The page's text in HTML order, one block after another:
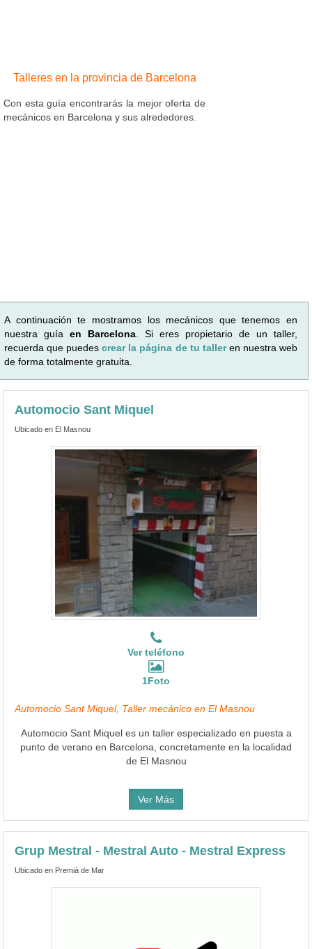
Talleres en la provincia de Barcelona
Con esta guía encontrarás la mejor oferta de
mecánicos en Barcelona y sus alrededores.
A continuación te mostramos los mecánicos que tenemos en
nuestra guía en Barcelona . Si eres propietario de un taller,
recuerda que puedescrear la página de tu talleren nuestra web
de forma totalmente gratuita.
Automocio Sant Miquel
Ubicado en El Masnou
Ver teléfono
1Foto
Automocio Sant Miquel, Taller mecánico en El Masnou
Automocio Sant Miquel es un taller especializado en puesta a
punto de verano en Barcelona, concretamente en la localidad
de El Masnou
Ver Más
Grup Mestral - Mestral Auto - Mestral Express
Ubicado en Premià de Mar